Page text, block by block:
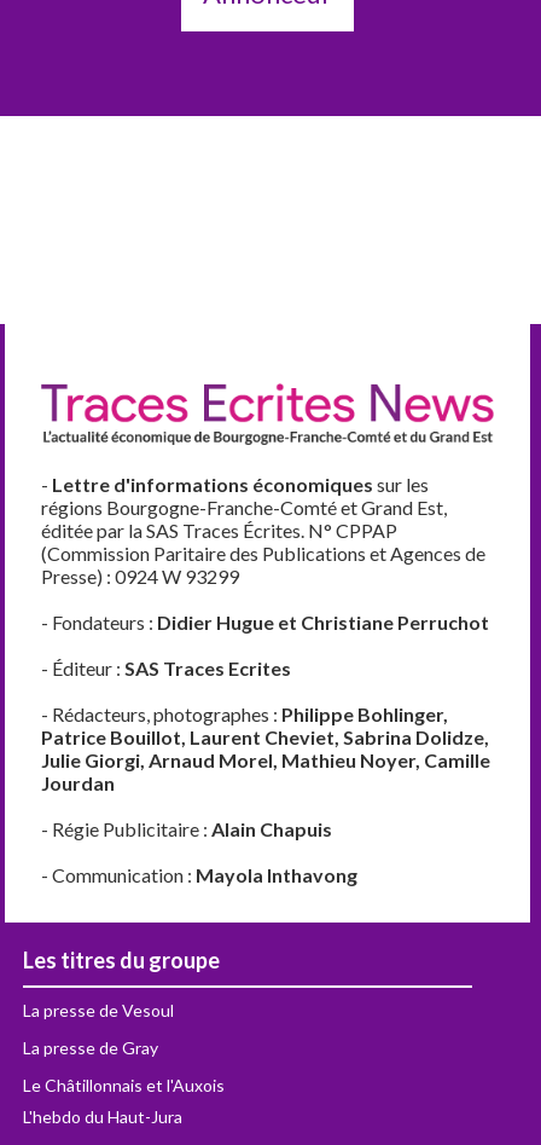
- Lettre d'informations économiques sur les
régions Bourgogne-Franche-Comté et Grand Est,
éditée par la SAS Traces Écrites. N° CPPAP
(Commission Paritaire des Publications et Agences de
Presse) : 0924 W 93299
- Fondateurs : Didier Hugue et Christiane Perruchot
- Éditeur :SAS Traces Ecrites
- Rédacteurs, photographes : Philippe Bohlinger,
Patrice Bouillot, Laurent Cheviet, Sabrina Dolidze,
Julie Giorgi, Arnaud Morel, Mathieu Noyer, Camille
Jourdan
- Régie Publicitaire :Alain Chapuis
- Communication : Mayola Inthavong
Les titres du groupe
La presse de Vesoul
La presse de Gray
Le Châtillonnais et l'Auxois
L'hebdo du Haut-Jura